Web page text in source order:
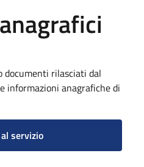
documenti rilasciati dal
informazioni anagrafiche di
servizio